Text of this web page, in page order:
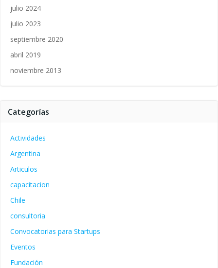
julio 2024
julio 2023
septiembre 2020
abril 2019
noviembre 2013
Categorías
Actividades
Argentina
Articulos
capacitacion
Chile
consultoria
Convocatorias para Startups
Eventos
Fundación